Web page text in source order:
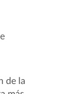
de la